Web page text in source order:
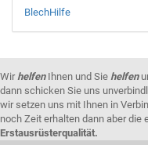
BlechHilfe
WirhelfenIhnen und Sie helfen
dann schicken Sie uns
wir setzen uns mit Ihnen in
noch Zeit erhalten dann aber die
Erstausrüsterqualität.